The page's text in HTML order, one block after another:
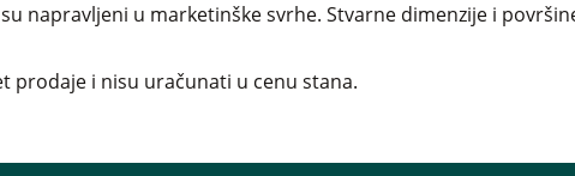
napravljeni u marketinške svrhe. Stvarne dimenzije i
prodaje i nisu uračunati u cenu stana.